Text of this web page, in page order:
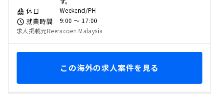
休日 Weekend/PH
就業時間
9:00 〜 17:00
求人掲載元Reeracoen Malaysia
この海外の求人案件を見る